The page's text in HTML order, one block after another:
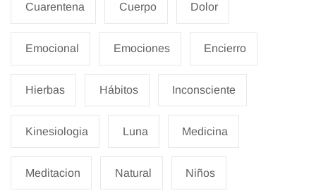
Cuarentena Cuerpo Dolor
Emocional Emociones Encierro
Hierbas Hábitos Inconsciente
Kinesiologia Luna Medicina
Meditacion Natural Niños